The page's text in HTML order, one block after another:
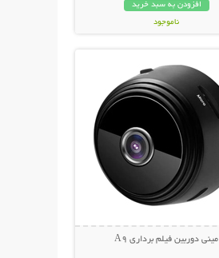
افزودن به سبد خرید
ناموجود
مینی دوربین فیلم برداری A9